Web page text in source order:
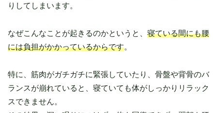
りしてしまいます。
なぜこんなことが起きるのかというと、 寝ている間にも腰
には負担がかかっているからです。
特に、筋肉がガチガチに緊張していたり、骨盤や背骨のバ
ランスが崩れていると、寝ていても体がしっかりリラック
スできません。